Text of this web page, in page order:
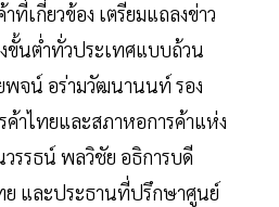
ที่เกี่ยวข้อง เตรียมแถลงข่าว
ขั้นต่ำทั่วประเทศแบบถ้วน
จน์ อร่ามวัฒนานนท์ รอง
ค้าไทยและสภาหอการค้าแห่ง
รรธน์ พลวิชัย อธิการบดี
ย และประธานที่ปรึกษาศูนย์